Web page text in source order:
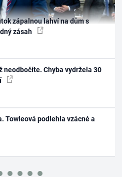
zápalnou lahví na dům s
zásah
neodbočíte. Chyba vydržela 30
Towleová podlehla vzácné a